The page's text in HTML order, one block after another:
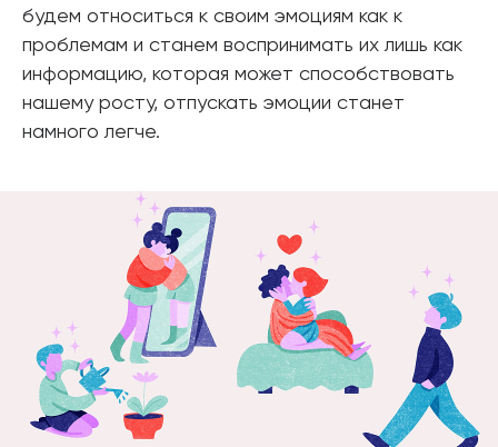
будем относиться к своим эмоциям как к
проблемам и станем воспринимать их лишь как
информацию, которая может способствовать
нашему росту, отпускать эмоции станет
намного легче.